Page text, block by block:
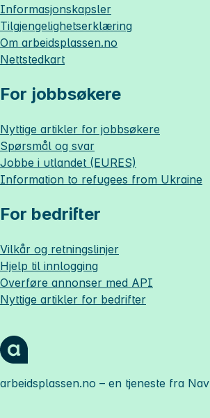
Informasjonskapsler
Tilgjengelighetserklæring
Om arbeidsplassen.no
Nettstedkart
For jobbsøkere
Nyttige artikler for jobbsøkere
Spørsmål og svar
Jobbe i utlandet (EURES)
Information to refugees from Ukraine
For bedrifter
Vilkår og retningslinjer
Hjelp til innlogging
Overføre annonser med API
Nyttige artikler for bedrifter
arbeidsplassen.no – en tjeneste fra Nav